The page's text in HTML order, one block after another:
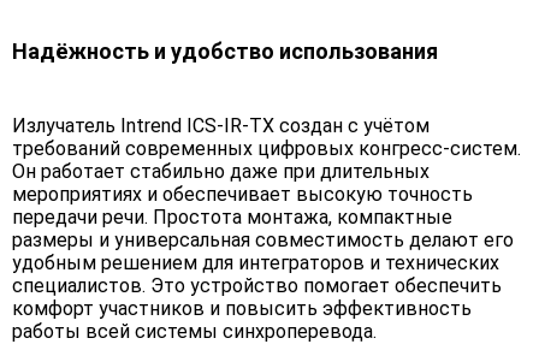
Надёжность и удобство использования
Излучатель Intrend ICS-IR-TX создан с учётом
требований современных цифровых конгресс-систем.
Он работает стабильно даже при длительных
мероприятиях и обеспечивает высокую точность
передачи речи. Простота монтажа, компактные
размеры и универсальная совместимость делают его
удобным решением для интеграторов и технических
специалистов. Это устройство помогает обеспечить
комфорт участников и повысить эффективность
работы всей системы синхроперевода.